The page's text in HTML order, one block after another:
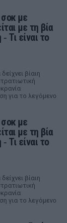
σοκ με
με τη βία
Τι είναι το
βίαιη
για το λεγόμενο
σοκ με
με τη βία
Τι είναι το
βίαιη
για το λεγόμενο